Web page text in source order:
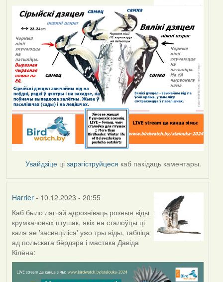
Увайдзіце цізарэгіструйцеся каб пакідаць каментары.
Harrier- 10.12.2023 - 20:55
Каб было лягчэй адрозніваць розныя віды
крумкачовых птушак, якіх на сталоўцы ці
каля яе 'засвяціліся' ужо тры віды, табліца
ад польскага бёрдэра і мастака Давіда
Кілёна: